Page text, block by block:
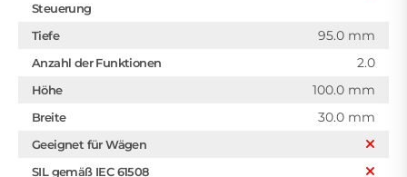
Steuerung
Tiefe
95.0 mm
Anzahl der Funktionen 2.0
Höhe 100.0 mm
Breite 30.0 mm
Geeignet für Wägen
SIL gemäß IEC 61508